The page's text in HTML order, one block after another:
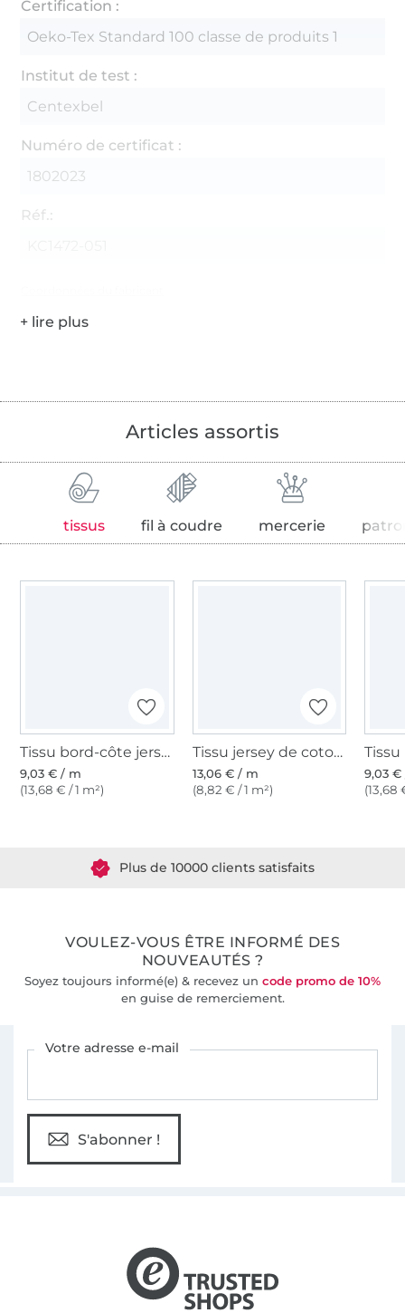
Certification :
Oeko-Tex Standard 100 classe de produits 1
Institut de test :
Centexbel
Numéro de certificat :
1802023
Réf.:
Articles assortis
tissus fil à coudre mercerie
Tissu bord-côte jersey tubulaire lisse, noir
9,03 € / m
(13,68 € / 1 m²)
Tissu jersey de coton uni, noir
13,06 € / m
(8,82 € / 1 m²)
9,03
(13,68
VOULEZ-VOUS ÊTRE INFORMÉ DES
NOUVEAUTÉS ?
Soyez toujours informé(e) & recevez un code promo de 10%
en guise de remerciement.
Votre adresse e-mail
S'abonner !